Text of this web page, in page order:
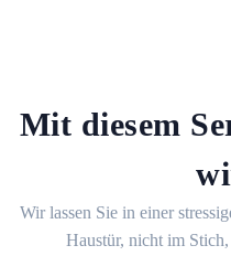
Mit diesem
Wir lassen Sie in einer
Haustür, nicht im